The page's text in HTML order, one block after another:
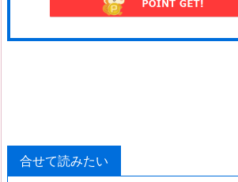
合せて読みたい